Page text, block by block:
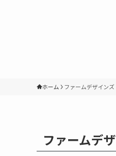
ホーム ファームデザインズ
ファームデ